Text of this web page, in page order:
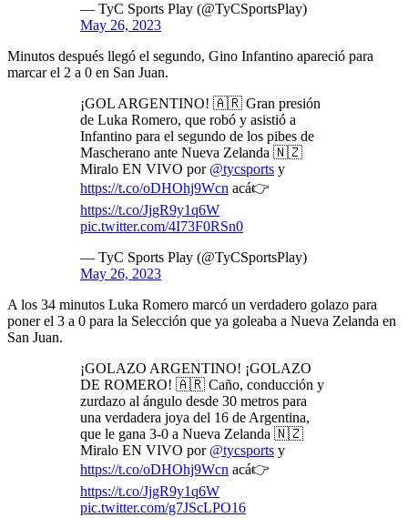
— TyC Sports Play (@TyCSportsPlay)
May 26, 2023
Minutos después llegó el segundo, Gino Infantino apareció para
marcar el 2 a 0 en San Juan.
¡GOL ARGENTINO! 🇦🇷 Gran presión
de Luka Romero, que robó y asistió a
Infantino para el segundo de los pibes de
Mascherano ante Nueva Zelanda 🇳🇿
Miralo EN VIVO por @tycsports y
https://t.co/oDHOhj9Wcn acá👉
https://t.co/JjgR9y1q6W
pic.twitter.com/4I73F0RSn0
— TyC Sports Play (@TyCSportsPlay)
May 26, 2023
A los 34 minutos Luka Romero marcó un verdadero golazo para
poner el 3 a 0 para la Selección que ya goleaba a Nueva Zelanda en
San Juan.
¡GOLAZO ARGENTINO! ¡GOLAZO
DE ROMERO! 🇦🇷 Caño, conducción y
zurdazo al ángulo desde 30 metros para
una verdadera joya del 16 de Argentina,
que le gana 3-0 a Nueva Zelanda 🇳🇿
Miralo EN VIVO por @tycsports y
https://t.co/oDHOhj9Wcn acá👉
https://t.co/JjgR9y1q6W
pic.twitter.com/g7JScLPO16